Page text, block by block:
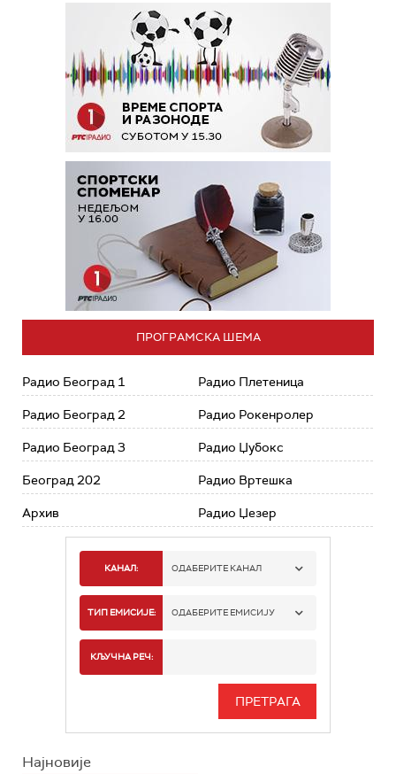
ПРОГРАМСКА ШЕМА
Радио Београд 1
Радио Београд 2
Радио Београд 3
Београд 202
Архив
Радио Плетеница
Радио Рокенролер
Радио Џубокс
Радио Вртешка
Радио Џезер
КАНАЛ: ОДАБЕРИТЕ КАНАЛ
РАДИО БЕОГРАД 1
РАДИО БЕОГРАД 3
ТИП ЕМИСИЈЕ: ОДАБЕРИТЕ ЕМИСИЈУ
ИНФО
КЉУЧНА РЕЧ:
Најновије